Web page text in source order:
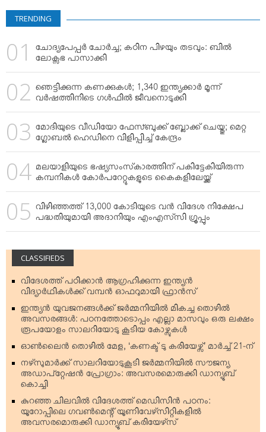
YOUR SAY
KARSHAKAN
GREETINGS
OBITUARY
TRENDING
ചോദ്യപേപ്പര്‍ ചോര്‍ച്ച; കഠിന പിഴയും തടവും: ബില്‍
ലോക്സഭ പാസാക്കി
ഞെട്ടിക്കുന്ന കണക്കുകള്‍; 1,340 ഇന്ത്യക്കാര്‍ മൂന്ന്
വര്‍ഷത്തിനിടെ ഗള്‍ഫില്‍ ജീവനൊടുക്കി
മോദിയുടെ വീഡിയോ ഫേസ്ബുക്ക് ബ്ലോക്ക് ചെയ്തു; മെറ്റ
ഗ്ലോബല്‍ ഹെഡിനെ വിളിപ്പിച്ച് കേന്ദ്രം
മലയാളിയുടെ ഭഷ്യസംസ്‌കാരത്തിന് പകിട്ടേകിയിരുന്ന
കമ്പനികള്‍ കോര്‍പറേറ്റുകളുടെ കൈകളിലേയ്ക്ക്
വിഴിഞ്ഞത്ത് 13,000 കോടിയുടെ വന്‍ വിദേശ നിക്ഷേപ
പദ്ധതിയുമായി അദാനിയും എംഎസ്‌സി ഗ്രൂപ്പും
CLASSIFIEDS
വിദേശത്ത് പഠിക്കാന്‍ ആഗ്രഹിക്കുന്ന ഇന്ത്യന്‍
വിദ്യാര്‍ഥികള്‍ക്ക് വമ്പന്‍ ഓഫറുമായി ഫ്രാന്‍സ്
ഇന്ത്യന്‍ യുവജനങ്ങള്‍ക്ക് ജര്‍മ്മനിയില്‍ മികച്ച തൊഴില്‍
അവസരങ്ങള്‍: പഠനത്തോടൊപ്പം എല്ലാ മാസവും ഒരു ലക്ഷം
രൂപയോളം സാലറിയോടു കൂടിയ കോഴ്സുകള്‍
ഓണ്‍ലൈന്‍ തൊഴില്‍ മേള, ‘കണക്ട് ടു കരിയേഴ്സ്’ മാര്‍ച്ച് 21-ന്
നഴ്‌സുമാര്‍ക്ക് സാലറിയോടുകൂടി ജര്‍മ്മനിയില്‍ സൗജന്യ
അഡാപ്റ്റേഷന്‍ പ്രോഗ്രാം: അവസരമൊരുക്കി ഡാന്യൂബ്
കൊച്ചി
കുറഞ്ഞ ചിലവില്‍ വിദേശത്ത് മെഡിസിന്‍ പഠനം:
യൂറോപ്പിലെ ഗവണ്‍മെന്റ് യൂണിവേഴ്‌സിറ്റികളില്‍
അവസരമൊരുക്കി ഡാന്യൂബ് കരിയേഴ്‌സ്